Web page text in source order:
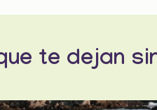
te dejan